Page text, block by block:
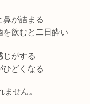
鼻が詰まる
を飲むと二日酔い
じがする
ひどくなる
せん。